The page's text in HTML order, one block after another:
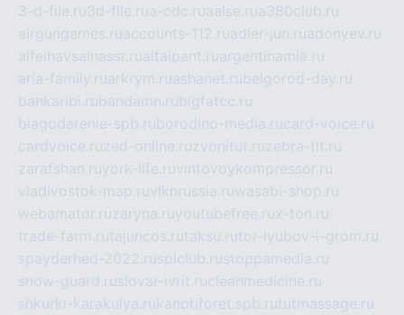
3-d-file.ru3d-file.rua-cdc.ruaalse.rua380club.ru
airgungames.ruaccounts-112.ruadler-jun.ruadonyev.ru
alfeihavsalnassr.rualtaipant.ruargentinamia.ru
aria-family.ruarkrym.ruashanet.rubelgorod-day.ru
bankaribi.rubandamn.rubigfatcc.ru
blagodarenie-spb.ruborodino-media.rucard-voice.ru
cardvoice.ruzed-online.ruzvonitut.ruzebra-tlt.ru
zarafshan.ruyork-life.ruvintovoykompressor.ru
vladivostok-map.ruvlknrussia.ruwasabi-shop.ru
webamator.ruzaryna.ruyoutubefree.rux-ton.ru
trade-farm.rutajuncos.rutaksu.rutor-lyubov-i-grom.ru
spayderhed-2022.rusplclub.rustoppamedia.ru
snow-guard.ruslovar-ivrit.rucleanmedicine.ru
shkurki-karakulya.rukanotiforet.spb.rututmassage.ru